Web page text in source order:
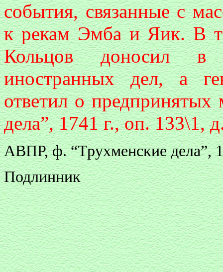
события, связанные с
к рекам Эмба и Яик. В
Кольцов доносил в
иностранных дел, а
ответил о
дела”, 1741 г., оп.
АВПР, ф. “Трухменские дела”,
Подлинник